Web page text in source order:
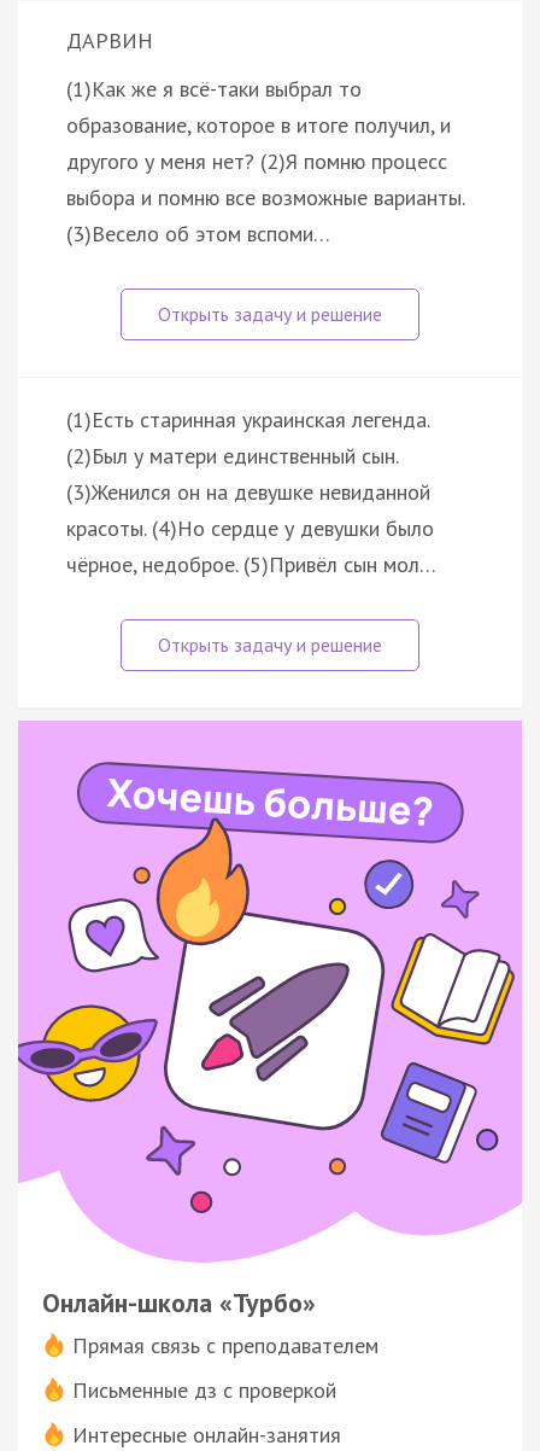
ДАРВИН
(1)Как же я всё-таки выбрал то
образование, которое в итоге получил, и
другого у меня нет? (2)Я помню процесс
выбора и помню все возможные варианты.
(3)Весело об этом вспоми…
(1)Есть старинная украинская легенда.
(2)Был у матери единственный сын.
(3)Женился он на девушке невиданной
красоты. (4)Но сердце у девушки было
чёрное, недоброе. (5)Привёл сын мол…
Онлайн-школа «Турбо»
Прямая связь с преподавателем
Письменные дз с проверкой
Интересные онлайн-занятия